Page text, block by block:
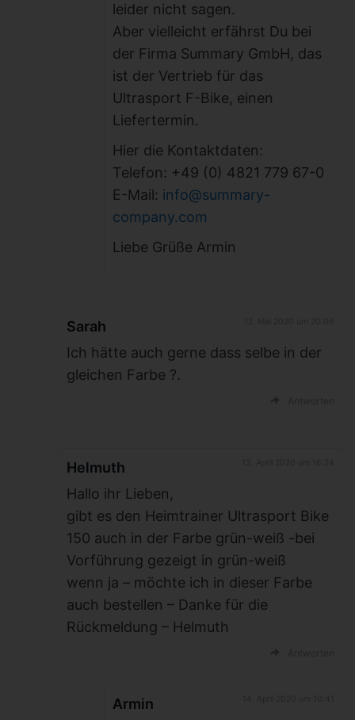
leider nicht sagen.
Aber vielleicht erfährst Du bei
der Firma Summary GmbH, das
ist der Vertrieb für das
Ultrasport F-Bike, einen
Liefertermin.
Hier die Kontaktdaten:
Telefon: +49 (0) 4821 779 67-0
E-Mail: info@summary-
company.com
Liebe Grüße Armin
Sarah
Ich hätte auch gerne dass selbe in der
gleichen Farbe ?.
Helmuth
Hallo ihr Lieben,
gibt es den Heimtrainer Ultrasport Bike
150 auch in der Farbe grün-weiß -bei
Vorführung gezeigt in grün-weiß
wenn ja – möchte ich in dieser Farbe
auch bestellen – Danke für die
Rückmeldung – Helmuth
Armin